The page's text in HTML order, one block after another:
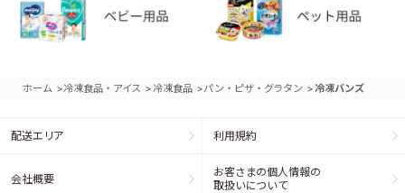
ホーム >冷凍食品・アイス > 冷凍食品 >パン・ピザ・グラタン > 冷凍バンズ
配送エリア 利用規約
会社概要
お客さまの個人情報の
取扱いについて